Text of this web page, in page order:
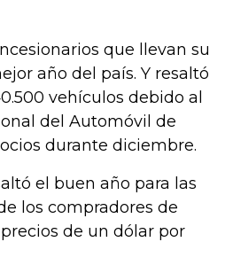
que llevan su
año del país. Y resaltó
vehículos debido al
del Automóvil de
durante diciembre.
el buen año para las
los compradores de
de un dólar por